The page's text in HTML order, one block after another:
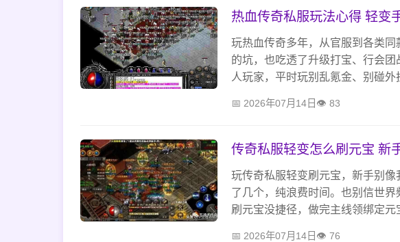
热血传奇私服玩法心得 轻变
玩热血传奇多年，从官服到各类
的坑，也吃透了升级打宝、行会
人玩家，平时玩别乱氪金、别碰
2026年07月14日 83
传奇私服轻变怎么刷元宝 新
玩传奇私服轻变刷元宝，新手别
了几个，纯浪费时间。也别信世界
刷元宝没捷径，做完主线领绑定
2026年07月14日 76